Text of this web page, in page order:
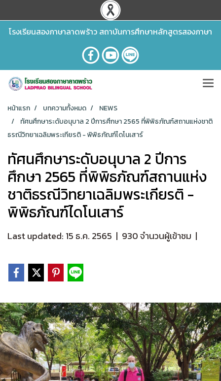
โรงเรียนสองภาษาลาดพร้าว สถาบันการศึกษาหลักสูตรสองภาษา
หน้าแรก บทความทั้งหมด
NEWS
ทัศนศึกษาระดับอนุบาล 2 ปีการศึกษา 2565 ที่พิพิธภัณฑ์สถานแห่งชาติ
ธรณีวิทยาเฉลิมพระเกียรติ - พิพิธภัณฑ์ไดโนเสาร์
ทัศนศึกษาระดับอนุบาล 2 ปีการ
ศึกษา 2565 ที่พิพิธภัณฑ์สถานแห่ง
ชาติธรณีวิทยาเฉลิมพระเกียรติ -
พิพิธภัณฑ์ไดโนเสาร์
Last updated: 15 ธ.ค. 2565 | 930 จำนวนผู้เข้าชม |